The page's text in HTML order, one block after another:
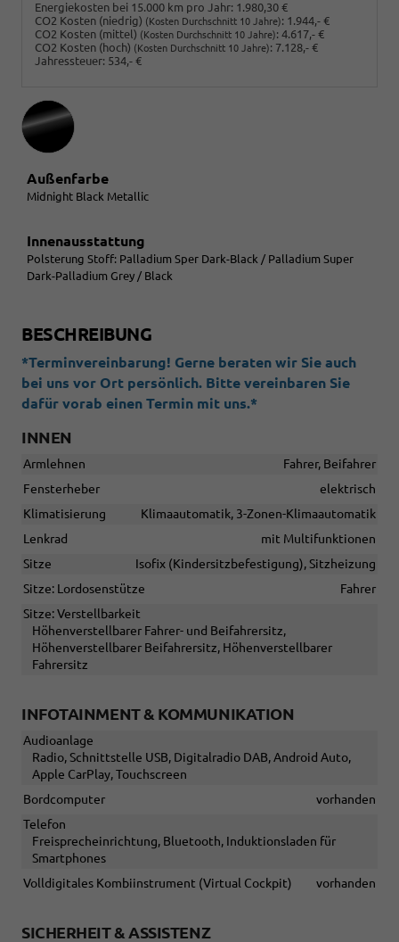
Energiekosten bei 15.000 km pro Jahr: 1.980,30 €
CO2 Kosten (niedrig) (Kosten Durchschnitt 10 Jahre): 1.944,- €
CO2 Kosten (mittel) (Kosten Durchschnitt 10 Jahre): 4.617,- €
CO2 Kosten (hoch) (Kosten Durchschnitt 10 Jahre): 7.128,- €
Jahressteuer: 534,- €
Außenfarbe
Midnight Black Metallic
Innenausstattung
Polsterung Stoff: Palladium Sper Dark-Black / Palladium Super
Dark-Palladium Grey / Black
BESCHREIBUNG
*Terminvereinbarung! Gerne beraten wir Sie auch
bei uns vor Ort persönlich. Bitte vereinbaren Sie
dafür vorab einen Termin mit uns.*
INNEN
Armlehnen
Fahrer, Beifahrer
Fensterheber
elektrisch
Klimatisierung
Klimaautomatik, 3-Zonen-Klimaautomatik
Lenkrad
mit Multifunktionen
Sitze
Isofix (Kindersitzbefestigung), Sitzheizung
Sitze: Lordosenstütze
Fahrer
Sitze: Verstellbarkeit
Höhenverstellbarer Fahrer- und Beifahrersitz,
Höhenverstellbarer Beifahrersitz, Höhenverstellbarer
Fahrersitz
INFOTAINMENT & KOMMUNIKATION
Audioanlage
Radio, Schnittstelle USB, Digitalradio DAB, Android Auto,
Apple CarPlay, Touchscreen
Bordcomputer
vorhanden
Telefon
Freisprecheinrichtung, Bluetooth, Induktionsladen für
Smartphones
Volldigitales Kombiinstrument (Virtual Cockpit)
vorhanden
SICHERHEIT & ASSISTENZ